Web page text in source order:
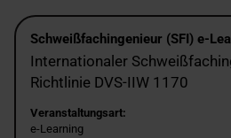
Schweißfachingenieur (SFI) e-
Internationaler
Richtlinie DVS-IIW 1170
Veranstaltungsart:
e-Learning